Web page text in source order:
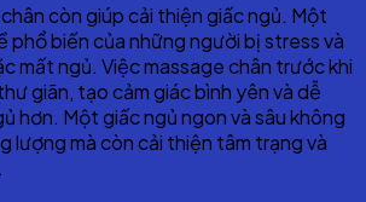
còn giúp cải thiện giấc ngủ. Một
phổ biến của những người bị stress và
mất ngủ. Việc massage chân trước khi
giãn, tạo cảm giác bình yên và dễ
hơn. Một giấc ngủ ngon và sâu không
lượng mà còn cải thiện tâm trạng và